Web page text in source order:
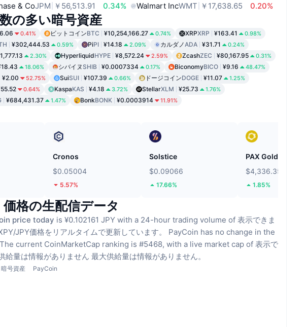
& CoJPM ￥56,513.91 0.34% Walmart IncWMT ￥17,638.65 0.20%
の多い暗号資産
0.41% ビットコインBTC ¥10,254,166.27 0.74% XRPXRP ¥163.41 0.98%
¥302,444.53 0.59% PiPI ¥14.18 2.09% カルダノADA ¥31.71 0.24%
2.30% HyperliquidHYPE ¥8,572.24 2.59% ZcashZEC ¥80,167.95 0.31%
18.06% シバイヌ SHIB ¥0.0007334 0.17% BiconomyBICO ¥9.16 48.47%
¥2.00 52.75% SuiSUI ¥107.39 0.66% ドージコインDOGE ¥11.07 1.25%
0.64% KaspaKAS ¥4.18 3.72% StellarXLM ¥25.73 1.76%
¥684,431.37 1.47% BonkBONK ¥0.0003914 11.91%
Cronos
$0.05004
5.57%
Solstice
$0.09066
17.66%
PAX Gold
$4,336.35
1.85%
格の生配信データ
price today is ¥0.102161 JPY with a 24-hour trading volume of 表示できま
JPY価格をリアルタイムで更新しています。
PayCoin has no change in the
The current CoinMarketCap ranking is #5468, with a live market cap of 表示で
給量は情報がありません 最大供給量は情報がありません。
暗号資産 PayCoin